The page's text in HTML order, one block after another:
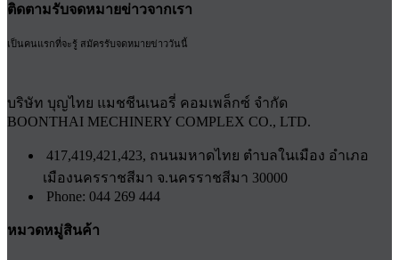
ติดตามรับจดหมายข่าวจากเรา
เป็นคนแรกที่จะรู้ สมัครรับจดหมายข่าววันนี้
บริษัท บุญไทย แมชชีนเนอรี่ คอมเพล็กซ์ จำกัด
BOONTHAI MECHINERY COMPLEX CO., LTD.
417,419,421,423, ถนนมหาดไทย ตำบลในเมือง อำเภอ
เมืองนครราชสีมา จ.นครราชสีมา 30000
Phone: 044 269 444
หมวดหมู่สินค้า